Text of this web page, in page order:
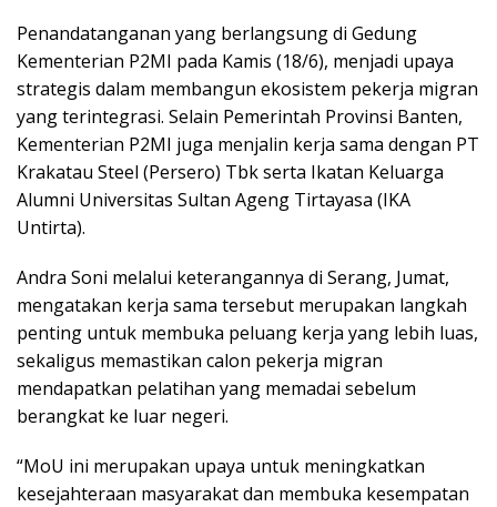
Penandatanganan yang berlangsung di Gedung
Kementerian P2MI pada Kamis (18/6), menjadi upaya
strategis dalam membangun ekosistem pekerja migran
yang terintegrasi. Selain Pemerintah Provinsi Banten,
Kementerian P2MI juga menjalin kerja sama dengan PT
Krakatau Steel (Persero) Tbk serta Ikatan Keluarga
Alumni Universitas Sultan Ageng Tirtayasa (IKA
Untirta).
Andra Soni melalui keterangannya di Serang, Jumat,
mengatakan kerja sama tersebut merupakan langkah
penting untuk membuka peluang kerja yang lebih luas,
sekaligus memastikan calon pekerja migran
mendapatkan pelatihan yang memadai sebelum
berangkat ke luar negeri.
“MoU ini merupakan upaya untuk meningkatkan
kesejahteraan masyarakat dan membuka kesempatan